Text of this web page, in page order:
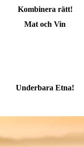
Kombinera rätt!
Mat och Vin
Underbara Etna!